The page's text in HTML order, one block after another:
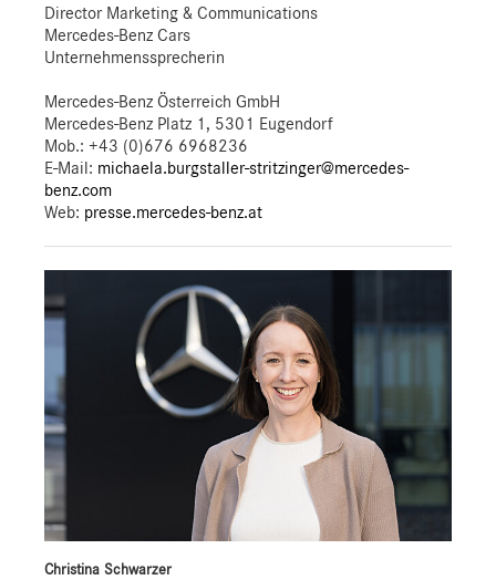
Director Marketing & Communications
Mercedes-Benz Cars
Unternehmenssprecherin
Mercedes-Benz Österreich GmbH
Mercedes-Benz Platz 1, 5301 Eugendorf
Mob.: +43 (0)676 6968236
E-Mail: michaela.burgstaller-stritzinger@mercedes-
benz.com
Web: presse.mercedes-benz.at
Christina Schwarzer